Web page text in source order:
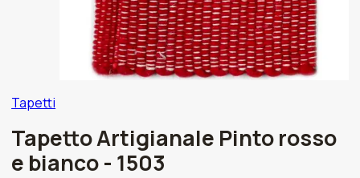
Tapetti
Tapetto Artigianale Pinto rosso
e bianco - 1503